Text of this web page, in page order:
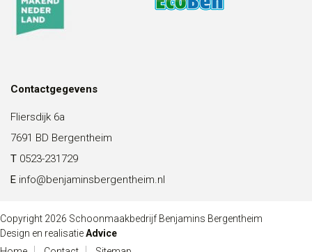
Contactgegevens
Fliersdijk 6a
7691 BD Bergentheim
T 0523-231729
E info@benjaminsbergentheim.nl
Copyright 2026 Schoonmaakbedrijf Benjamins Bergentheim
Design en realisatieAdvice